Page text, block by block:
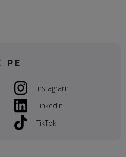
CUM CONSTRUIEȘTI O COMPANIE
PIERZI LEGĂTURA CU COMUNITATEA
SĂ DAI ÎNAPOI
SPEAKERUL PE SCENĂ, INVITATUL
PE
Instagram
LinkedIn
TikTok